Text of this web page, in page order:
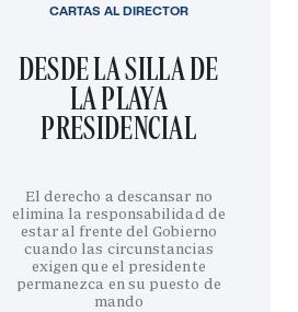
DESDE LA SILLA DE
LA PLAYA
PRESIDENCIAL
El derecho a descansar no
elimina la responsabilidad de
estar al frente del Gobierno
cuando las circunstancias
exigen que el presidente
permanezca en su puesto de
mando
CARTAS AL DIRECTOR